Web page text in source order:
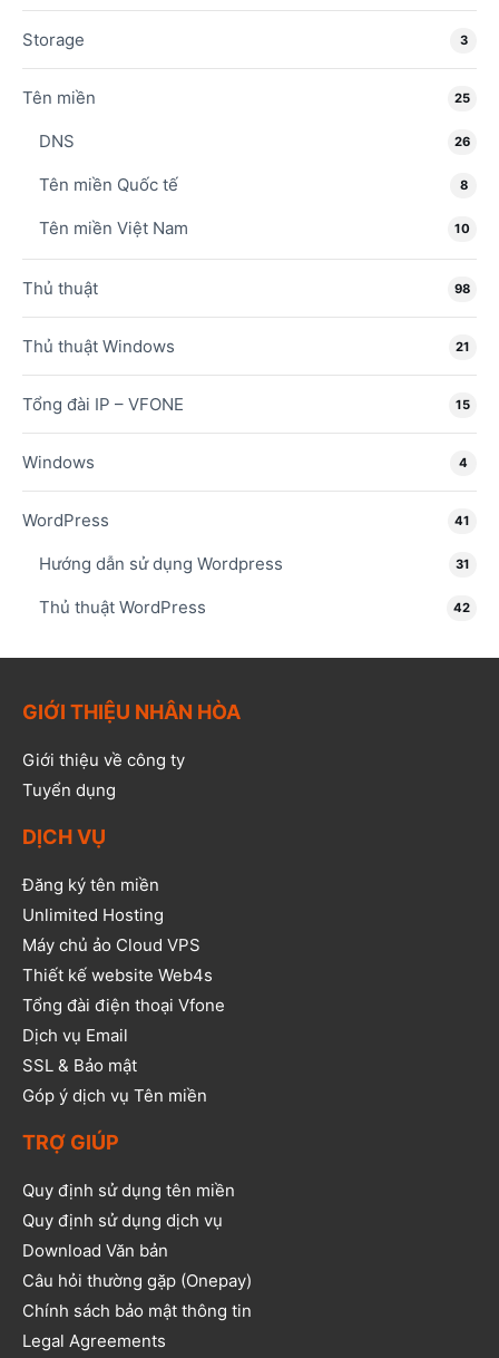
Storage 3
Tên miền 25
DNS 26
Tên miền Quốc tế 8
Tên miền Việt Nam 10
Thủ thuật 98
Thủ thuật Windows 21
Tổng đài IP – VFONE 15
Windows 4
WordPress 41
Hướng dẫn sử dụng Wordpress 31
Thủ thuật WordPress 42
GIỚI THIỆU NHÂN HÒA
Giới thiệu về công ty
Tuyển dụng
DỊCH VỤ
Đăng ký tên miền
Unlimited Hosting
Máy chủ ảo Cloud VPS
Thiết kế website Web4s
Tổng đài điện thoại Vfone
Dịch vụ Email
SSL & Bảo mật
Góp ý dịch vụ Tên miền
TRỢ GIÚP
Quy định sử dụng tên miền
Quy định sử dụng dịch vụ
Download Văn bản
Câu hỏi thường gặp (Onepay)
Chính sách bảo mật thông tin
Legal Agreements